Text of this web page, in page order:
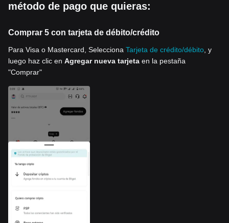
método de pago que quieras:
Comprar 5 con tarjeta de débito/crédito
Para Visa o Mastercard, Selecciona Tarjeta de crédito/débito , y
luego haz clic en Agregar nueva tarjeta en la pestaña
"Comprar"